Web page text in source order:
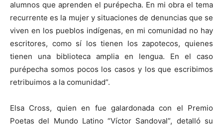
alumnos que aprenden el purépecha. En mi obra el tema
recurrente es la mujer y situaciones de denuncias que se
viven en los pueblos indígenas, en mi comunidad no hay
escritores, como sí los tienen los zapotecos, quienes
tienen una biblioteca amplia en lengua. En el caso
purépecha somos pocos los casos y los que escribimos
retribuimos a la comunidad”.
Elsa Cross, quien en fue galardonada con el Premio
Poetas del Mundo Latino “Víctor Sandoval”, detalló su